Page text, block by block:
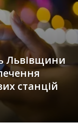
Львівщини
станцій